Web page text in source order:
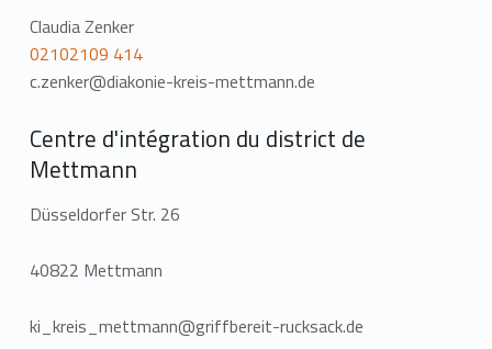
Claudia Zenker
02102109 414
c.zenker@diakonie-kreis-mettmann.de
Centre d'intégration du district de
Mettmann
Düsseldorfer Str. 26
40822 Mettmann
ki_kreis_mettmann@griffbereit-rucksack.de